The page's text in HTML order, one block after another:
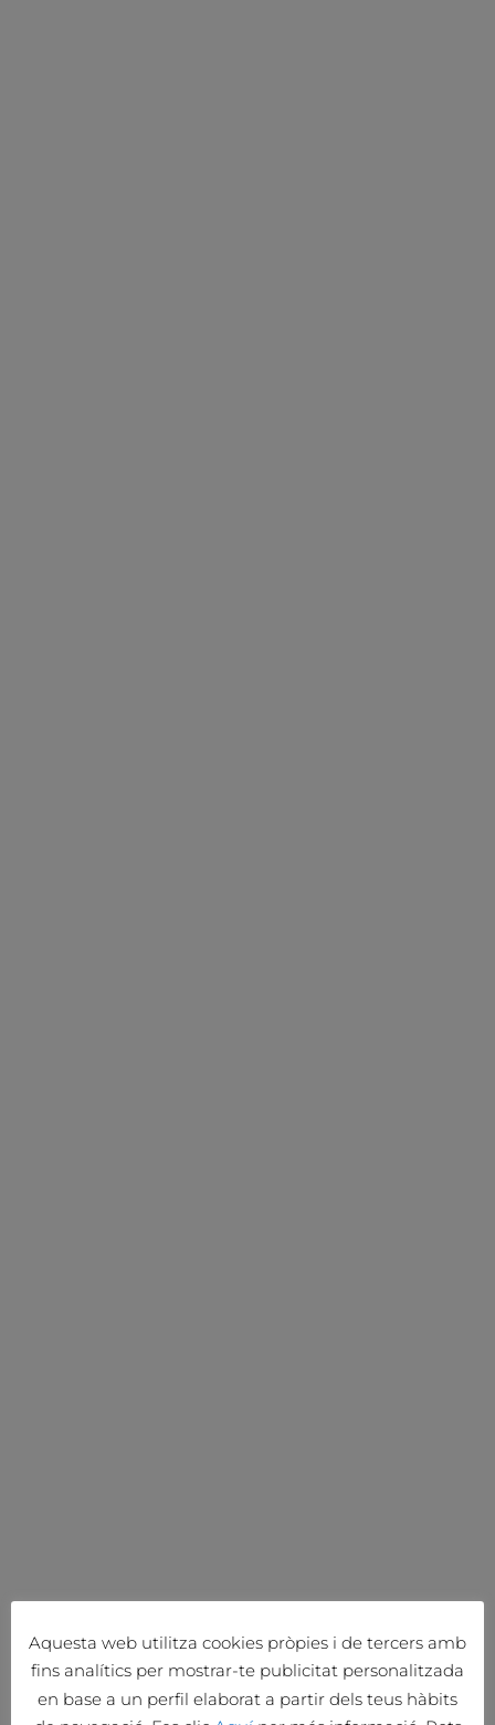
Aquesta web utilitza cookies pròpies i de tercers amb
fins analítics per mostrar-te publicitat personalitzada
en base a un perfil elaborat a partir dels teus hàbits